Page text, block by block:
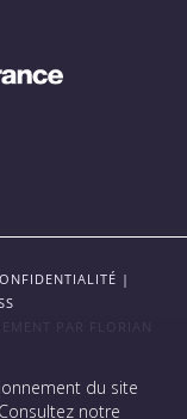
du site
Consultez notre
|